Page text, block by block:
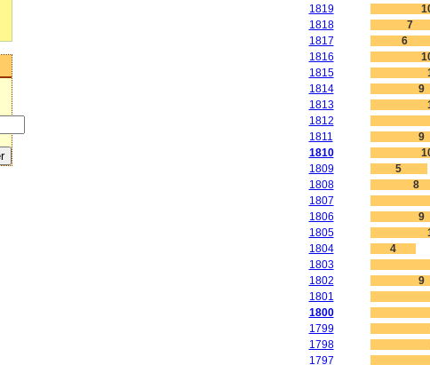
1819
1818
7
1817
6
1816
1815
1814
9
1813
1812
1811
9
1810
1809
5
1808
8
1807
1806
9
1805
1804
4
1803
1802
9
1801
1800
1799
1798
1797